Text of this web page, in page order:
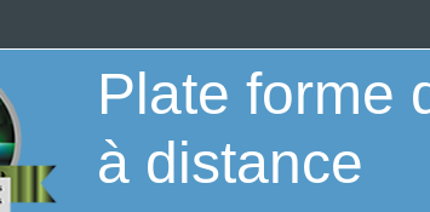
Plate forme
à distance